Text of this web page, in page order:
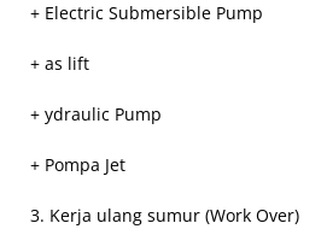
+ Electric Submersible Pump
+ as lift
+ ydraulic Pump
+ Pompa Jet
3. Kerja ulang sumur (Work Over)